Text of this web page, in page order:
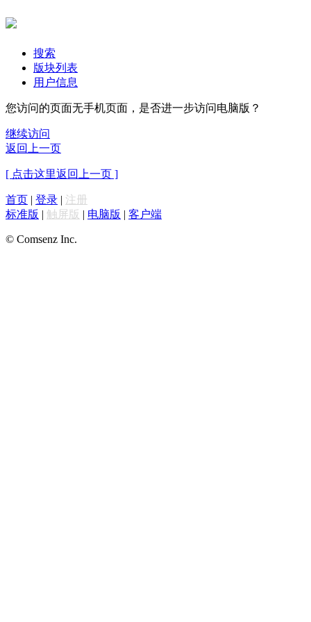
搜索
版块列表
用户信息
您访问的页面无手机页面，是否进一步访问电脑版？
继续访问
返回上一页
[ 点击这里返回上一页 ]
首页 | 登录 | 注册
标准版 | 触屏版 | 电脑版 | 客户端
© Comsenz Inc.